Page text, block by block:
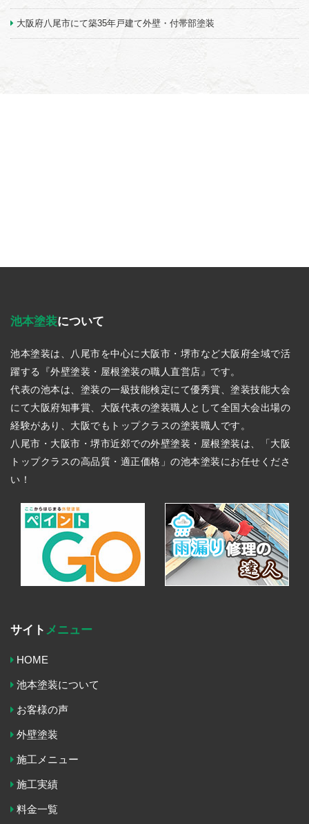
大阪府八尾市にて築35年戸建て外壁・付帯部塗装
池本塗装について
池本塗装は、八尾市を中心に大阪市・堺市など大阪府全域で活
躍する『外壁塗装・屋根塗装の職人直営店』です。
代表の池本は、塗装の一級技能検定にて優秀賞、塗装技能大会
にて大阪府知事賞、大阪代表の塗装職人として全国大会出場の
経験があり、大阪でもトップクラスの塗装職人です。
八尾市・大阪市・堺市近郊での外壁塗装・屋根塗装は、「大阪
トップクラスの高品質・適正価格」の池本塗装にお任せくださ
い！
サイト メニュー
HOME
池本塗装について
お客様の声
外壁塗装
施工メニュー
施工実績
料金一覧